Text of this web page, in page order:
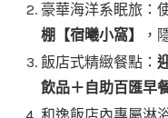
豪華海洋系眠旅：
棚【宿曦小窩】
，
飯店式精緻餐點：
飲品＋自助百匯早